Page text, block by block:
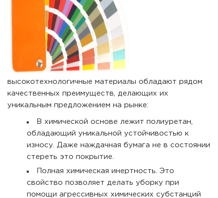
высокотехнологичные материалы обладают рядом
качественных преимуществ, делающих их
уникальным предложением на рынке:
В химической основе лежит полиуретан,
обладающий уникальной устойчивостью к
износу. Даже наждачная бумага не в состоянии
стереть это покрытие.
Полная химическая инертность. Это
свойство позволяет делать уборку при
помощи агрессивных химических субстанций